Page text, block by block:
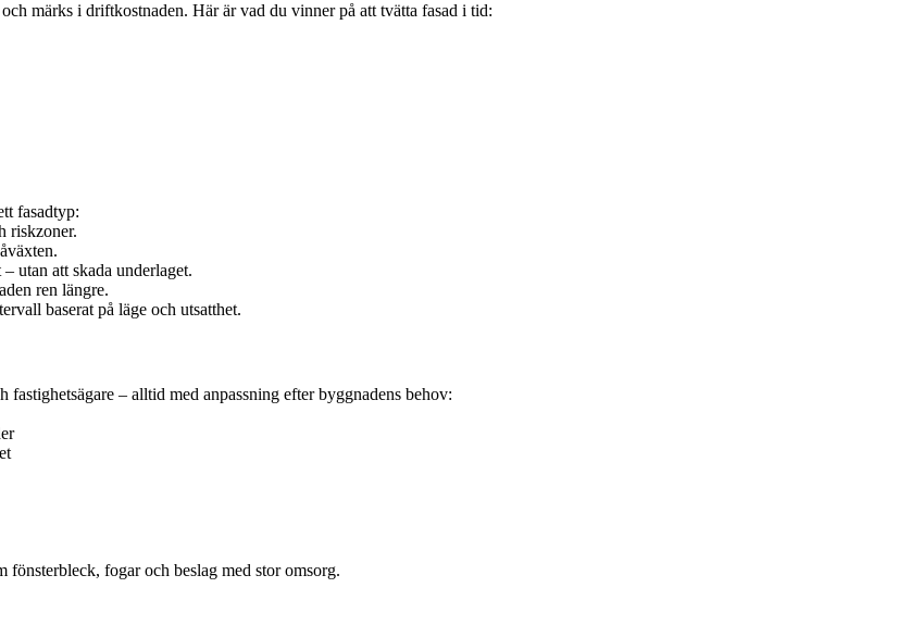
märks i driftkostnaden. Här är vad du vinner på att tvätta fasad i tid:
fasadtyp:
riskzoner.
utan att skada underlaget.
ren längre.
baserat på läge och utsatthet.
– alltid med anpassning efter byggnadens behov:
fogar och beslag med stor omsorg.